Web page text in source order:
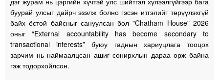
буурай улсыг дайрч эзэлж болно гэсэн итгэлийг төрүүлэхгүй
байх ёстой байсныг сануулсан бол "Chatham House" 2026
оныг “External accountability has become secondary to
transactional interests” буюу гаднын хариуцлага тооцох
зарчим нь наймаалцсан ашиг сонирхлын дараа орж байна
гэж тодорхойлсон.